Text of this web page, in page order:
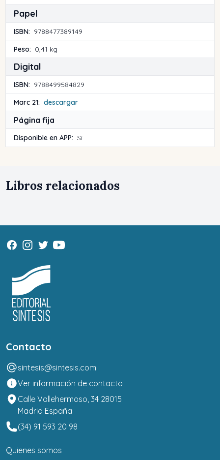
Papel
ISBN: 9788477389149
Peso: 0,41 kg
Digital
ISBN: 9788499584829
Marc 21: descargar
Página fija
Disponible en APP: Sí
Libros relacionados
Contacto
sintesis@sintesis.com
Ver información de contacto
Calle Vallehermoso, 34 28015
Madrid España
(34) 91 593 20 98
Quienes somos